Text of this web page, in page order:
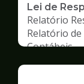
Lei de
Relatório
Relatório
Contábeis